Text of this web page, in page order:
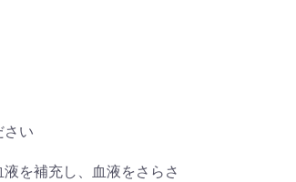
さい
を補充し、血液をさらさ